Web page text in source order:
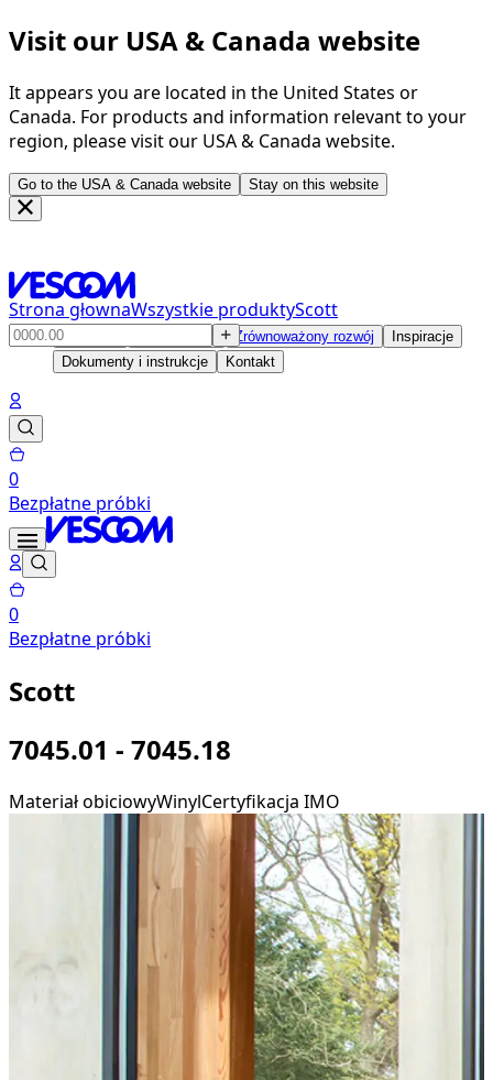
Visit our USA & Canada website
It appears you are located in the United States or
Canada. For products and information relevant to your
region, please visit our USA & Canada website.
Go to the USA & Canada website Stay on this website
Strona głownaWszystkie produktyScott
Produkty Zrównoważony rozwój
Inspiracje
Dokumenty i instrukcje
Kontakt
0
Bezpłatne próbki
0
Bezpłatne próbki
Scott
7045.01 - 7045.18
Materiał obiciowyWinylCertyfikacja IMO